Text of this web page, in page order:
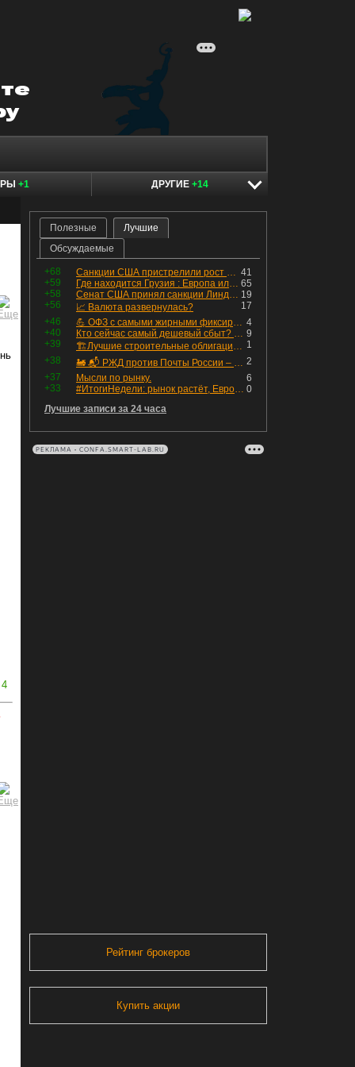
+1 ДРУГИЕ +14
4
Полезные
Лучшие
Обсуждаемые
+68 41
Санкции США пристрелили рост акций в России
+59
65
Где находится Грузия : Европа или Азия
+58
19
Сенат США принял санкции Линдси Грэма против России
+56
17
📈 Валюта развернулась?
+46
4
💪 ОФЗ с самыми жирными фиксированными купонами
+40
9
Кто сейчас самый дешевый сбыт? Сводный пост по сбытовым компаниям по отчетам РСБУ за Q2 26г.
+39
1
🏗Лучшие строительные облигации первого эшелона
+38
2
🚂 📬 РЖД против Почты России – Какие облигации выбрать?
+37
6
Мысли по рынку.
+33
0
#ИтогиНедели: рынок растёт, ЕвроТранс трещит
Лучшие записи за 24 часа
РЕКЛАМА • CONFA.SMART-LAB.RU
Рейтинг брокеров
Купить акции